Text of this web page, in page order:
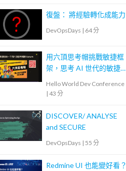
復盤： 將經驗轉化成能力
DevOpsDays | 64 分
用六頂思考帽挑戰敏捷框
架，思考 AI 世代的敏捷
Hello World Dev Conference
| 43 分
DISCOVER/ ANALYSE
and SECURE
DevOpsDays | 55 分
Redmine UI 也能變好看？